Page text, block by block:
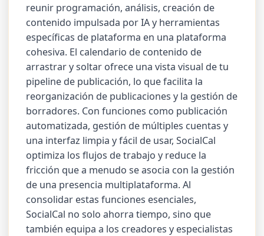
reunir programación, análisis, creación de
contenido impulsada por IA y herramientas
específicas de plataforma en una plataforma
cohesiva. El calendario de contenido de
arrastrar y soltar ofrece una vista visual de tu
pipeline de publicación, lo que facilita la
reorganización de publicaciones y la gestión de
borradores. Con funciones como publicación
automatizada, gestión de múltiples cuentas y
una interfaz limpia y fácil de usar, SocialCal
optimiza los flujos de trabajo y reduce la
fricción que a menudo se asocia con la gestión
de una presencia multiplataforma. Al
consolidar estas funciones esenciales,
SocialCal no solo ahorra tiempo, sino que
también equipa a los creadores y especialistas